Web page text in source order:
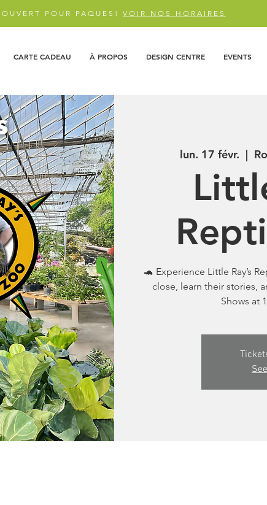
OUVERT POUR PAQUES! VOIR NOS HORAIRES
CARTE CADEAU À PROPOS DESIGN CENTRE EVENTS
lun. 17 févr.
  |
🐢 Experience Little Ray’s
close, learn their stories,
Shows at